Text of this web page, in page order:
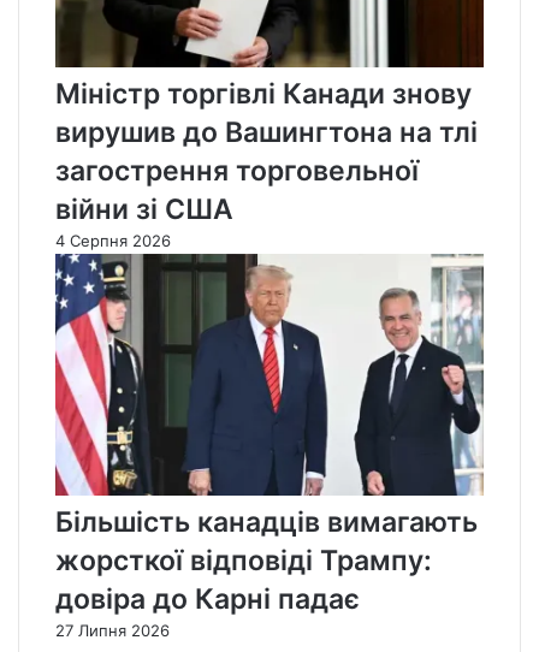
Міністр торгівлі Канади знову
вирушив до Вашингтона на тлі
загострення торговельної
війни зі США
4 Серпня 2026
Більшість канадців вимагають
жорсткої відповіді Трампу:
довіра до Карні падає
27 Липня 2026